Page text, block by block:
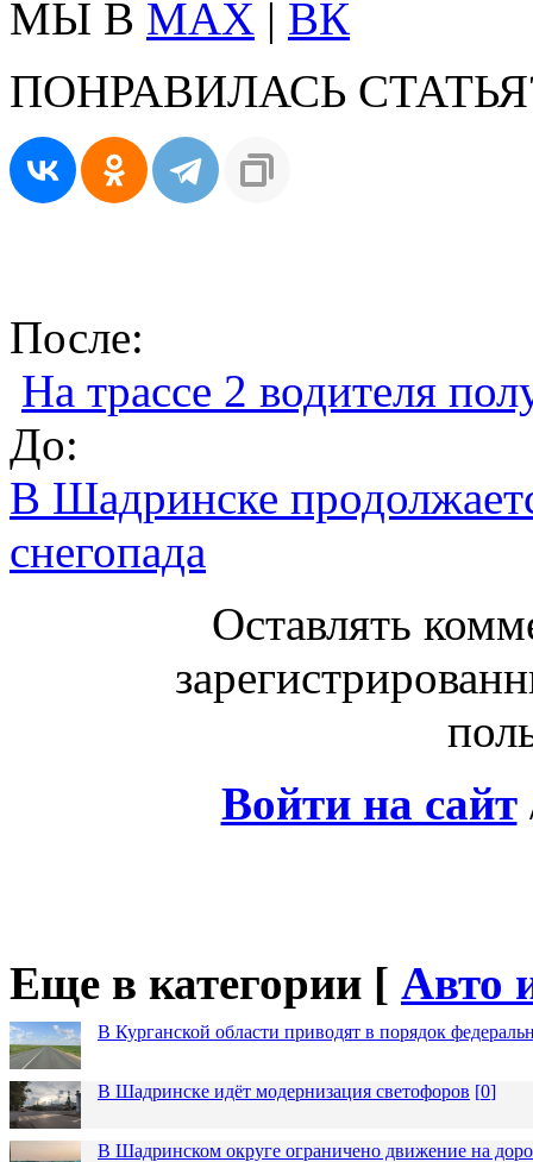
МЫ В MAX | ВК
ПОНРАВИЛАСЬ
После:
На трассе 2 водителя
До:
В Шадринске
снегопада
Оставлять
Войти на сайт
Еще в категории [ Авто
В Курганской области приводят в порядок
В Шадринске идёт модернизация светофоров [0]
В Шадринском округе ограничено движение на